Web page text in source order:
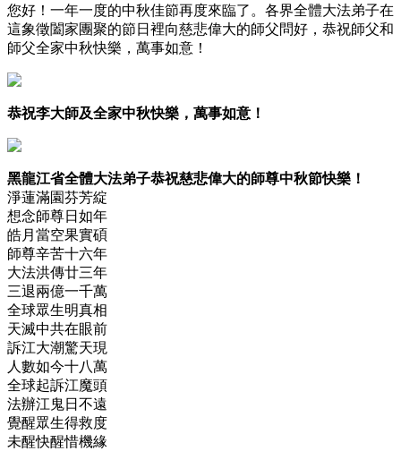
您好！一年一度的中秋佳節再度來臨了。各界全體大法弟子在
這象徵闔家團聚的節日裡向慈悲偉大的師父問好，恭祝師父和
師父全家中秋快樂，萬事如意！
恭祝李大師及全家中秋快樂，萬事如意！
黑龍江省全體大法弟子恭祝慈悲偉大的師尊中秋節快樂！
淨蓮滿園芬芳綻
想念師尊日如年
皓月當空果實碩
師尊辛苦十六年
大法洪傳廿三年
三退兩億一千萬
全球眾生明真相
天滅中共在眼前
訴江大潮驚天現
人數如今十八萬
全球起訴江魔頭
法辦江鬼日不遠
覺醒眾生得救度
未醒快醒惜機緣